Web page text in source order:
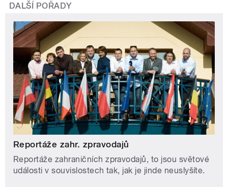
DALŠÍ POŘADY
Reportáže zahr. zpravodajů
Reportáže zahraničních zpravodajů, to jsou světové
události v souvislostech tak, jak je jinde neuslyšíte.